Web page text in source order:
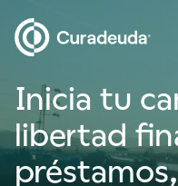
Inicia tu
libertad